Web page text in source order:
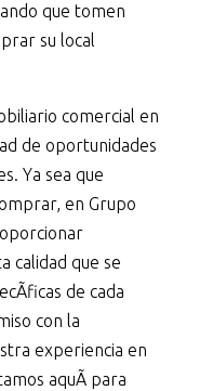
que tomen
su local
comercial en
de oportunidades
Ya sea que
en Grupo
calidad que se
de cada
con la
experiencia en
aquÃ­ para